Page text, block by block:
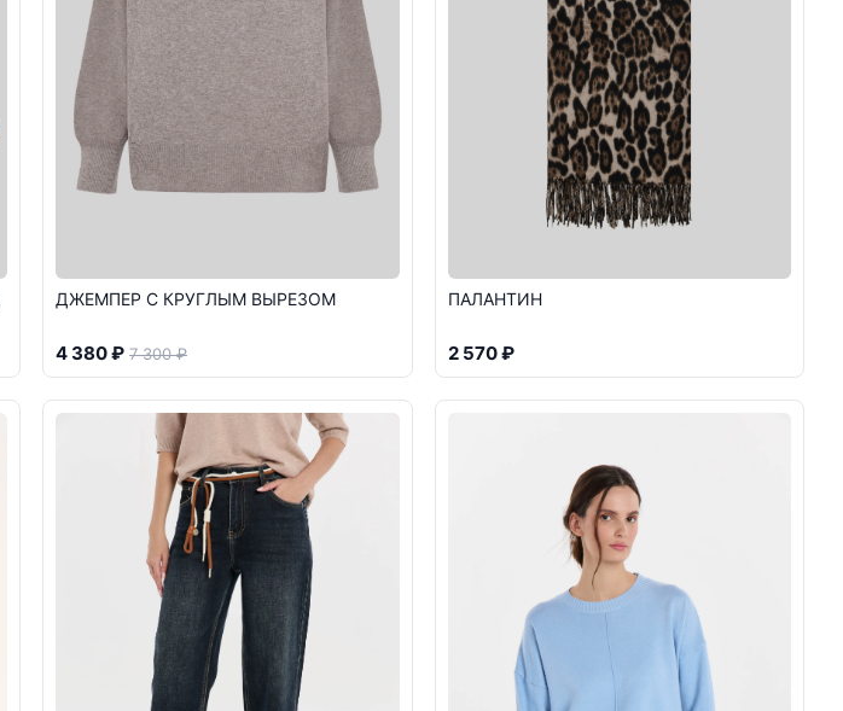
ДЖЕМПЕР С КРУГЛЫМ ВЫРЕЗОМ
4 380 ₽ 7 300 ₽
ПАЛАНТИН
2 570 ₽